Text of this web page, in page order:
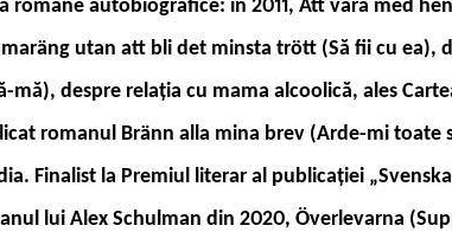
romane autobiografice: în 2011, Att vara med
utan att bli det minsta trött (Să fii cu ea),
mă), despre relația cu mama alcoolică, ales
romanul Bränn alla mina brev (Arde-mi toate
Finalist la Premiul literar al publicației
lui Alex Schulman din 2020, Överlevarna